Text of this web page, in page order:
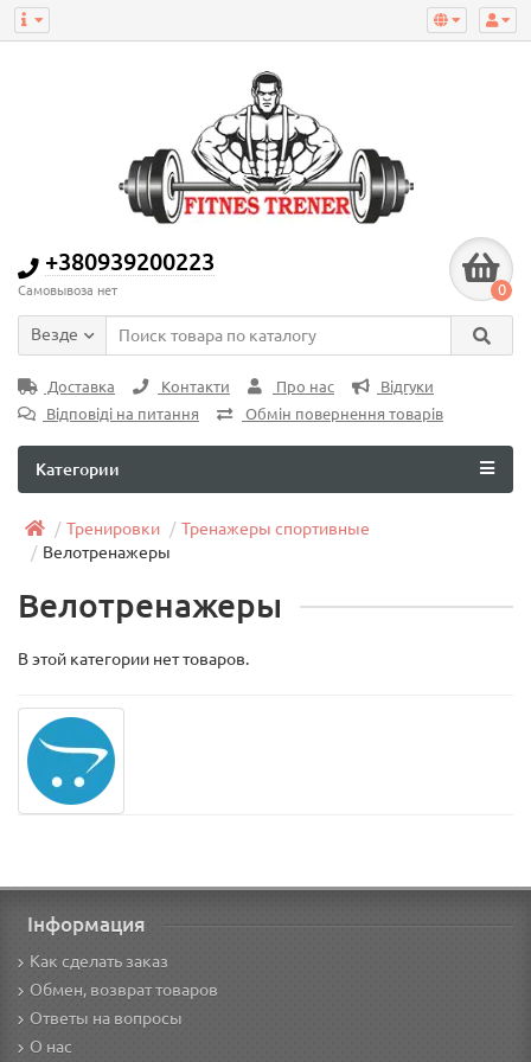
+380939200223
Самовывоза нет 0
Везде
Доставка Контакти Про нас
Відгуки
Відповіді на питання
Обмін повернення товарів
Категории
Тренировки
Тренажеры спортивные
Велотренажеры
Велотренажеры
В этой категории нет товаров.
Інформация
Как сделать заказ
Обмен, возврат товаров
Ответы на вопросы
О нас